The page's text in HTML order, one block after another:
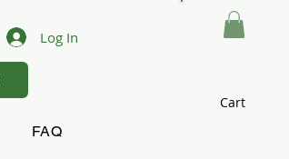
Cart
Log In
FAQ